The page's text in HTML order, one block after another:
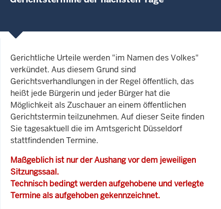
Gerichtliche Urteile werden "im Namen des Volkes"
verkündet. Aus diesem Grund sind
Gerichtsverhandlungen in der Regel öffentlich, das
heißt jede Bürgerin und jeder Bürger hat die
Möglichkeit als Zuschauer an einem öffentlichen
Gerichtstermin teilzunehmen. Auf dieser Seite finden
Sie tagesaktuell die im Amtsgericht Düsseldorf
stattfindenden Termine.
Maßgeblich ist nur der Aushang vor dem jeweiligen
Sitzungssaal.
Technisch bedingt werden aufgehobene und verlegte
Termine als aufgehoben gekennzeichnet.